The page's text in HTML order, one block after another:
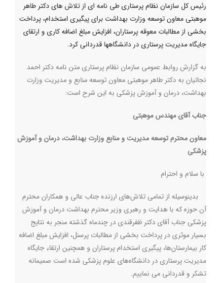
رئیس کل سازمان نظام پرستاری طی نامه ای از تلاش های دکتر طاهر
موهبتی معاون توسعه وزارت بهداشت برای پیگیری استخدام، پرداخت
بخشی از مطالبات معوقه پرستاران، افزایش مبلغ اضافه کاری و ارتقای
جایگاه مدیریت پرستاری در دانشگاهها قدردانی کرد.
به گزارش روابط عمومی سازمان نظام پرستاری متن نامه دکتر احمد
نجاتیان به دکتر طاهر موهبتی معاون توسعه منابع و مدیریت وزارت
بهداشت، درمان و آموزش پزشکی به این شرح است:
جناب آقای مهندس موهبتی
معاون محترم توسعه مدیریت و منابع وزارت بهداشت، درمان و آموزش
پزشکی
با سلام و احترام
بدینوسیله از تمامی تلاش‌های ارزنده جناب عالی و همکاران محترم
آن حوزه که با هدایت و رهبری وزیر محترم بهداشت درمان و آموزش
پزشکی جناب آقای دکتر ظفرقندی در چندماه گذشته منجر به نتایج
بسیار موثری در پرداخت بخشی از مطالبات پرسنل، افزایش مبلغ اضافه
کار بیمارستان‌ها، پیگیری استخدام پرستاران و همچنین ارتقاء جایگاه
مدیریت پرستاری در دانشگاه‌های علوم پزشکی شده است صمیمانه
تشکر و قدردانی می نماییم.